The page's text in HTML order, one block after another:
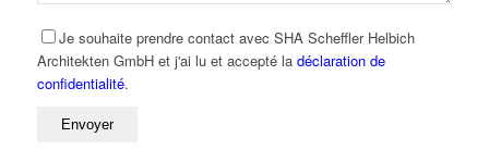
Je souhaite prendre contact avec SHA Scheffler Helbich
Architekten GmbH et j'ai lu et accepté la déclaration de
confidentialité.